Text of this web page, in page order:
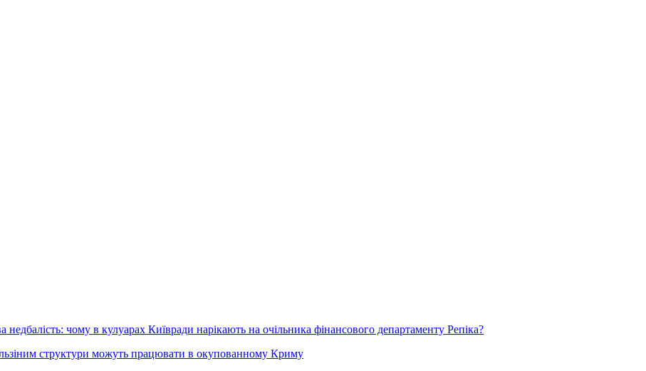
чому в кулуарах Київради нарікають на очільника фінансового департаменту Репіка?
структури можуть працювати в окупованному Криму